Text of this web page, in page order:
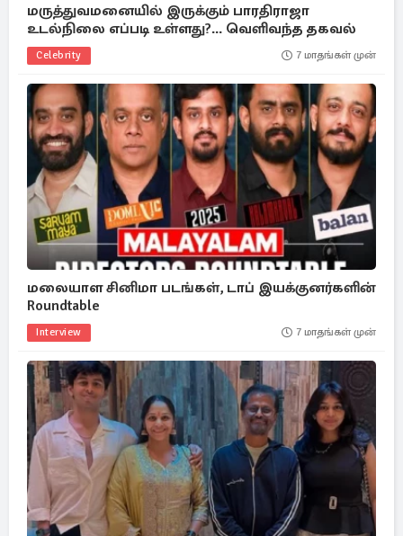
மருத்துவமனையில் இருக்கும் பாரதிராஜா
உடல்நிலை எப்படி உள்ளது?... வெளிவந்த தகவல்
Celebrity 7 மாதங்கள் முன்
மலையாள சினிமா படங்கள், டாப் இயக்குனர்களின்
Roundtable
Interview 7 மாதங்கள் முன்